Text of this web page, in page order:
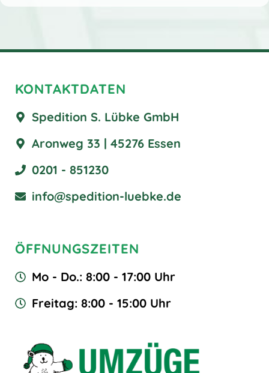
KONTAKTDATEN
Spedition S. Lübke GmbH
Aronweg 33 | 45276 Essen
0201 - 851230
info@spedition-luebke.de
ÖFFNUNGSZEITEN
Mo - Do.: 8:00 - 17:00 Uhr
Freitag: 8:00 - 15:00 Uhr